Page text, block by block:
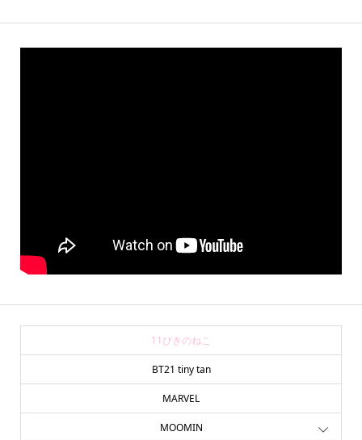
11ぴきのねこ
BT21 tiny tan
MARVEL
MOOMIN